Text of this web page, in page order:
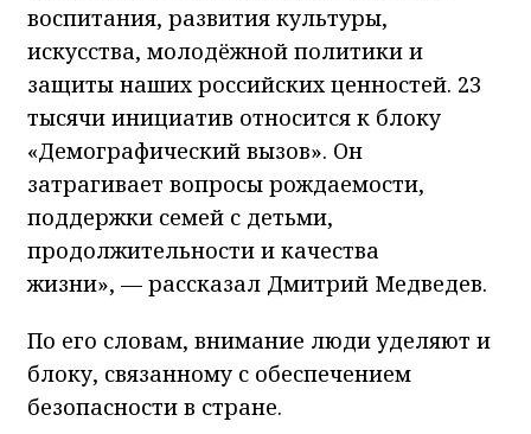
воспитания, развития культуры,
искусства, молодёжной политики и
защиты наших российских ценностей. 23
тысячи инициатив относится к блоку
«Демографический вызов». Он
затрагивает вопросы рождаемости,
поддержки семей с детьми,
продолжительности и качества
жизни», — рассказал Дмитрий Медведев.
По его словам, внимание люди уделяют и
блоку, связанному с обеспечением
безопасности в стране.